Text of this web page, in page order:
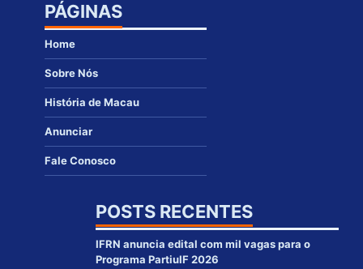
PÁGINAS
Home
Sobre Nós
História de Macau
Anunciar
Fale Conosco
POSTS RECENTES
IFRN anuncia edital com mil vagas para o
Programa PartiuIF 2026